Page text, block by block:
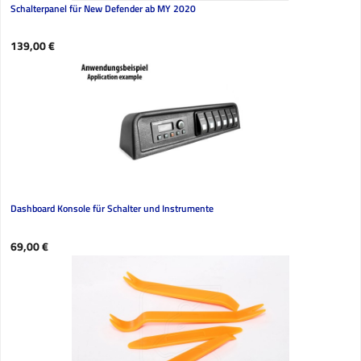
Schalterpanel für New Defender ab MY 2020
Regulärer Preis:
139,00 €
Dashboard Konsole für Schalter und Instrumente
Regulärer Preis:
69,00 €